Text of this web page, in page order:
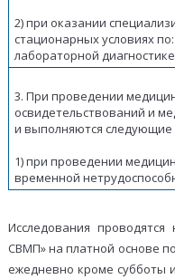
2) при оказании
стационарных условиях
лабораторной
3. При проведении
освидетельствований и
и выполняются следующие
1) при проведении
временной
Исследования
СВМП» на платной основе
ежедневно кроме субботы и